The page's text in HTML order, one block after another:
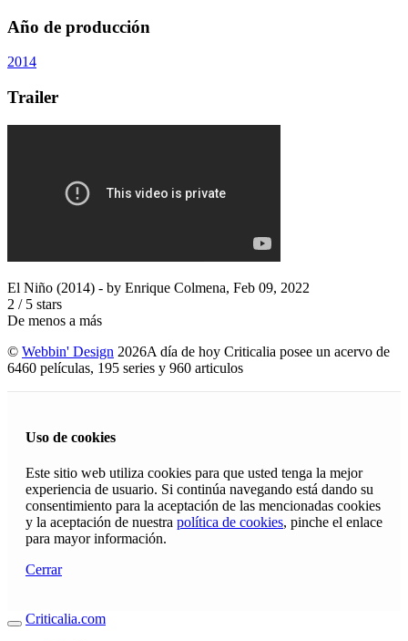
Año de producción
2014
Trailer
El Niño (2014) - by Enrique Colmena, Feb 09, 2022
2 / 5 stars
De menos a más
© Webbin' Design 2026A día de hoy Criticalia posee un acervo de
6460 películas, 195 series y 960 articulos
Uso de cookies
Este sitio web utiliza cookies para que usted tenga la mejor
experiencia de usuario. Si continúa navegando está dando su
consentimiento para la aceptación de las mencionadas cookies
y la aceptación de nuestra política de cookies, pinche el enlace
para mayor información.
Cerrar
Criticalia.com